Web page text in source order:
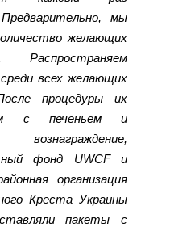
мы
желающих
всех желающих
процедуры их
с печеньем и
фонд UWCF и
организация
Креста Украины
пакеты с